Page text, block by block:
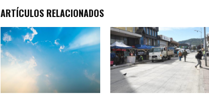
ARTÍCULOS RELACIONADOS